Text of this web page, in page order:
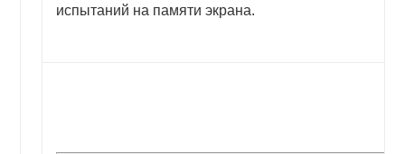
испытаний на памяти экрана.